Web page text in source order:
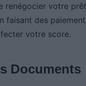
renégocier votre
faisant des
votre score.
Documents